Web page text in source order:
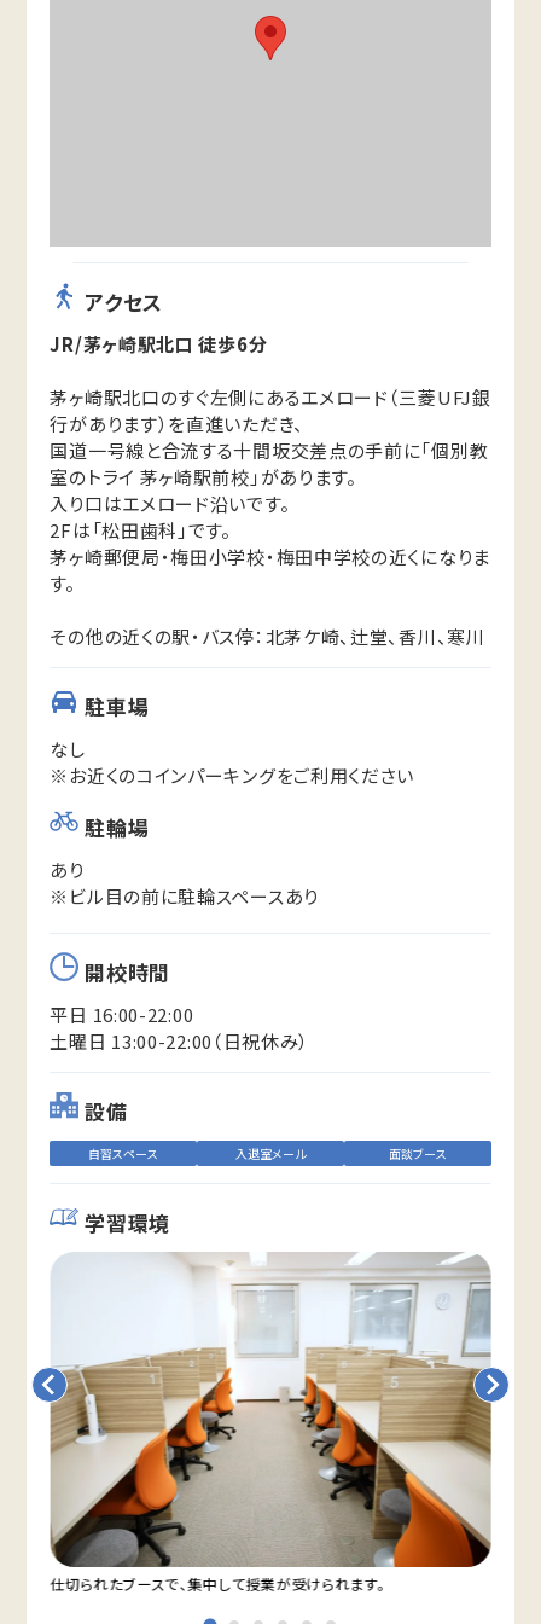
アクセス
JR/茅ヶ崎駅北口 徒歩6分
茅ヶ崎駅北口のすぐ左側にあるエメロード（三菱UFJ銀
行があります）を直進いただき、
国道一号線と合流する十間坂交差点の手前に「個別教
室のトライ 茅ヶ崎駅前校」があります。
入り口はエメロード沿いです。
2Fは「松田歯科」です。
茅ヶ崎郵便局・梅田小学校・梅田中学校の近くになりま
す。
その他の近くの駅・バス停：北茅ケ崎、辻堂、香川、寒川
駐車場
なし
※お近くのコインパーキングをご利用ください
駐輪場
あり
※ビル目の前に駐輪スペースあり
開校時間
平日 16:00-22:00
土曜日 13:00-22:00（日祝休み）
設備
自習スペース 入退室メール 面談ブース
学習環境
仕切られたブースで、集中して授業が受けられます。